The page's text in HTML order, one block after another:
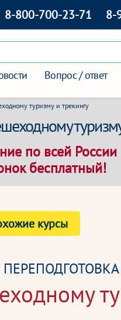
8-800-700-23-71 8-
Вопрос / ответ
туризму и трекингу
по всей России
бесплатный!
курсы